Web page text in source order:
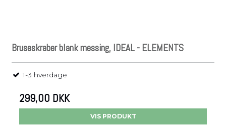
Bruseskraber blank messing, IDEAL - ELEMENTS
1-3 hverdage
299,00 DKK
VIS PRODUKT